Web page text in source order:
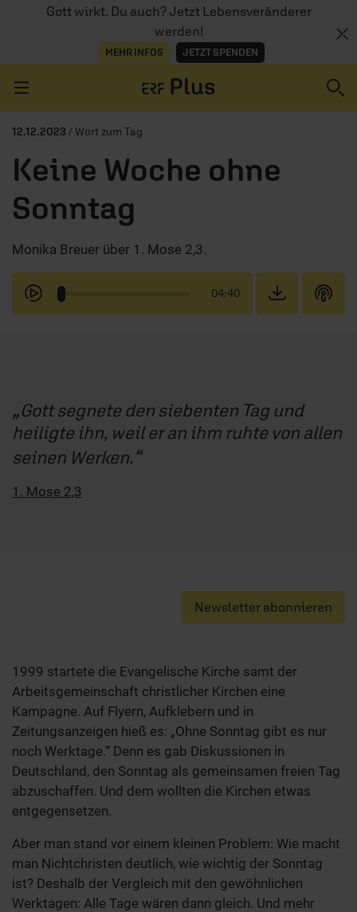
Gott wirkt. Du auch? Jetzt Lebensveränderer
werden!
MEHR INFOS JETZT SPENDEN
AUDIOTHEK
PROGRAMM
MITMACHEN
PODCASTS
12.12.2023 / Wort zum Tag
Keine Woche ohne
Sonntag
Monika Breuer über 1. Mose 2,3.
04:40
Gott segnete den siebenten Tag und
heiligte ihn, weil er an ihm ruhte von allen
seinen Werken.
1. Mose 2,3
Newsletter abonnieren
1999 startete die Evangelische Kirche samt der
Arbeitsgemeinschaft christlicher Kirchen eine
Kampagne. Auf Flyern, Aufklebern und in
Zeitungsanzeigen hieß es: „Ohne Sonntag gibt es nur
noch Werktage.“ Denn es gab Diskussionen in
Deutschland, den Sonntag als gemeinsamen freien Tag
abzuschaffen. Und dem wollten die Kirchen etwas
entgegensetzen.
Aber man stand vor einem kleinen Problem: Wie macht
man Nichtchristen deutlich, wie wichtig der Sonntag
ist? Deshalb der Vergleich mit den gewöhnlichen
Werktagen: Alle Tage wären dann gleich. Und mehr